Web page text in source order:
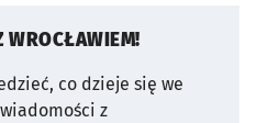
WROCŁAWIEM!
co dzieje się we
z